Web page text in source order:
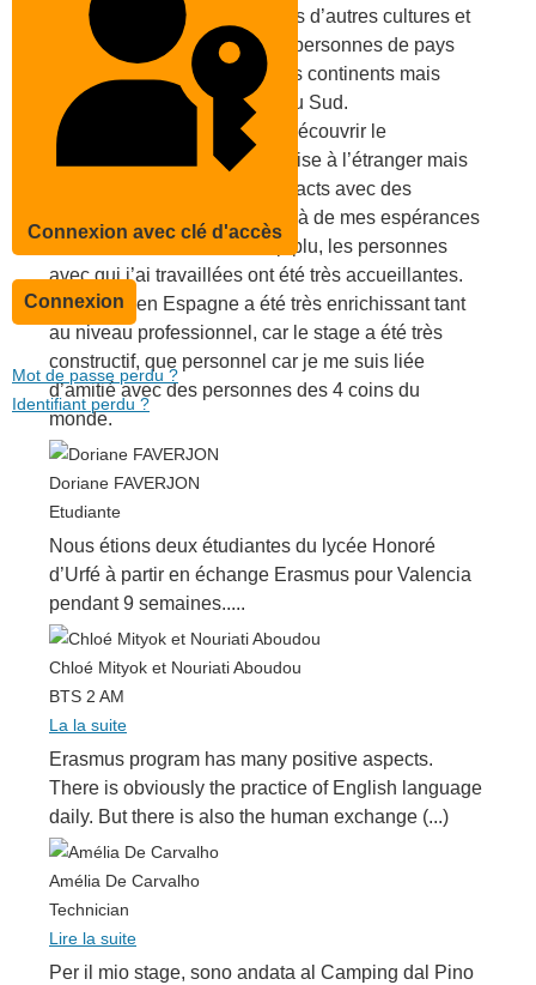
rencontre avec des personnes d’autres cultures et
pays. J’ai cohabité avec des personnes de pays
différents qui venaient de tous continents mais
principalement d’Amérique du Sud.
Le stage m’a également fait découvrir le
fonctionnement d’une entreprise à l’étranger mais
également de nouer des contacts avec des
professionnels. Il a été au-delà de mes espérances
car le service m’a beaucoup plu, les personnes
avec qui j’ai travaillées ont été très accueillantes.
Ce séjour en Espagne a été très enrichissant tant
au niveau professionnel, car le stage a été très
constructif, que personnel car je me suis liée
d’amitié avec des personnes des 4 coins du
monde.
Doriane FAVERJON
Etudiante
Nous étions deux étudiantes du lycée Honoré
d’Urfé à partir en échange Erasmus pour Valencia
pendant 9 semaines.....
Chloé Mityok et Nouriati Aboudou
BTS 2 AM
La la suite
Erasmus program has many positive aspects.
There is obviously the practice of English language
daily. But there is also the human exchange (...)
Amélia De Carvalho
Technician
Lire la suite
Per il mio stage, sono andata al Camping dal Pino
Connexion avec clé d'accès
Connexion
Mot de passe perdu ?
Identifiant perdu ?